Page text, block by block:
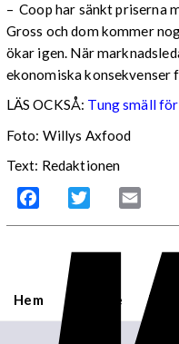
– Coop har sänkt priserna
Gross och dom kommer
ökar igen. När
ekonomiska konsekvenser
LÄS OCKSÅ: Tung smäll
Foto: Willys Axfood
Text: Redaktionen
Facebook Twitter
Hem Sverige